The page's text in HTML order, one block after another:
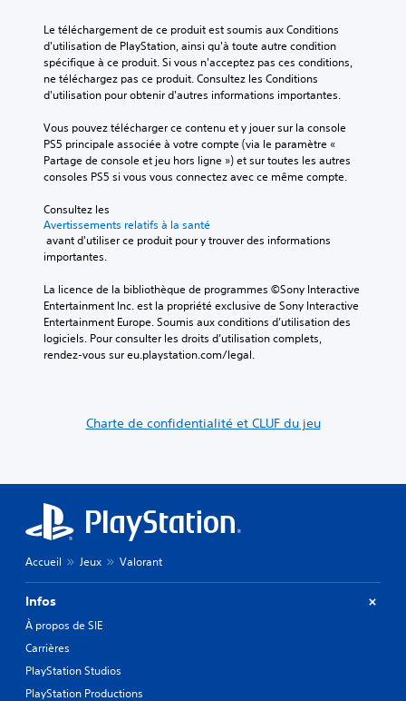
Le téléchargement de ce produit est soumis aux Conditions
d'utilisation de PlayStation, ainsi qu'à toute autre condition
spécifique à ce produit. Si vous n'acceptez pas ces conditions,
ne téléchargez pas ce produit. Consultez les Conditions
d'utilisation pour obtenir d'autres informations importantes.
Vous pouvez télécharger ce contenu et y jouer sur la console
PS5 principale associée à votre compte (via le paramètre «
Partage de console et jeu hors ligne ») et sur toutes les autres
consoles PS5 si vous vous connectez avec ce même compte.
Consultez les
Avertissements relatifs à la santé
importantes.
La licence de la bibliothèque de programmes ©Sony Interactive
Entertainment Inc. est la propriété exclusive de Sony Interactive
Entertainment Europe. Soumis aux conditions d’utilisation des
logiciels. Pour consulter les droits d’utilisation complets,
rendez-vous sur eu.playstation.com/legal.
Charte de confidentialité et CLUF du jeu
Accueil Jeux Valorant
Infos
À propos de SIE
Carrières
PlayStation Studios
PlayStation Productions